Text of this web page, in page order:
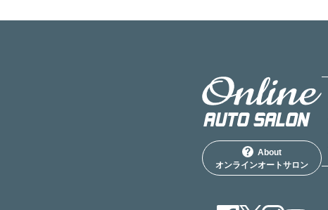
About
オンラインオートサロン